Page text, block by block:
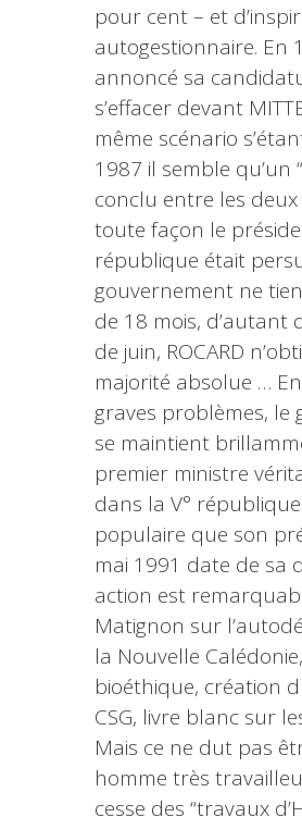
pour cent – et
autogestionnaire. En
annoncé sa
s’effacer devant
même scénario
1987 il semble qu’un
conclu entre les deux
toute façon le
république était
gouvernement ne
de 18 mois, d’autant
de juin, ROCARD
majorité absolue …
graves problèmes, le
se maintient
premier ministre
dans la V°
populaire que son
mai 1991 date de sa
action est
Matignon sur
la Nouvelle
bioéthique, création
CSG, livre blanc sur
Mais ce ne dut pas
homme très
cesse des “travaux